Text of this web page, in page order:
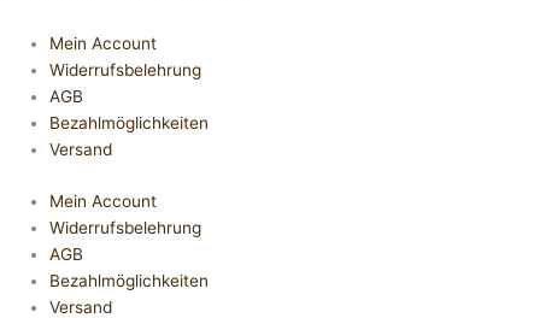
Mein Account
Widerrufsbelehrung
AGB
Bezahlmöglichkeiten
Versand
Mein Account
Widerrufsbelehrung
AGB
Bezahlmöglichkeiten
Versand